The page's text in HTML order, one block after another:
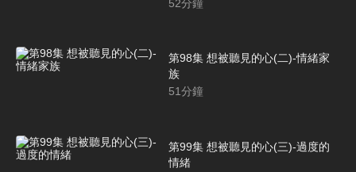
52分鐘
第98集 想被聽見的心(二)-情緒家
族
51分鐘
第99集 想被聽見的心(三)-過度的
情緒